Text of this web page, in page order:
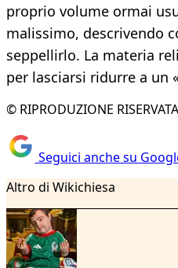
proprio volume ormai
malissimo, descrivendo
seppellirlo. La materia
per lasciarsi ridurre a un
© RIPRODUZIONE RISERVATA
Seguici anche su
Altro di Wikichiesa